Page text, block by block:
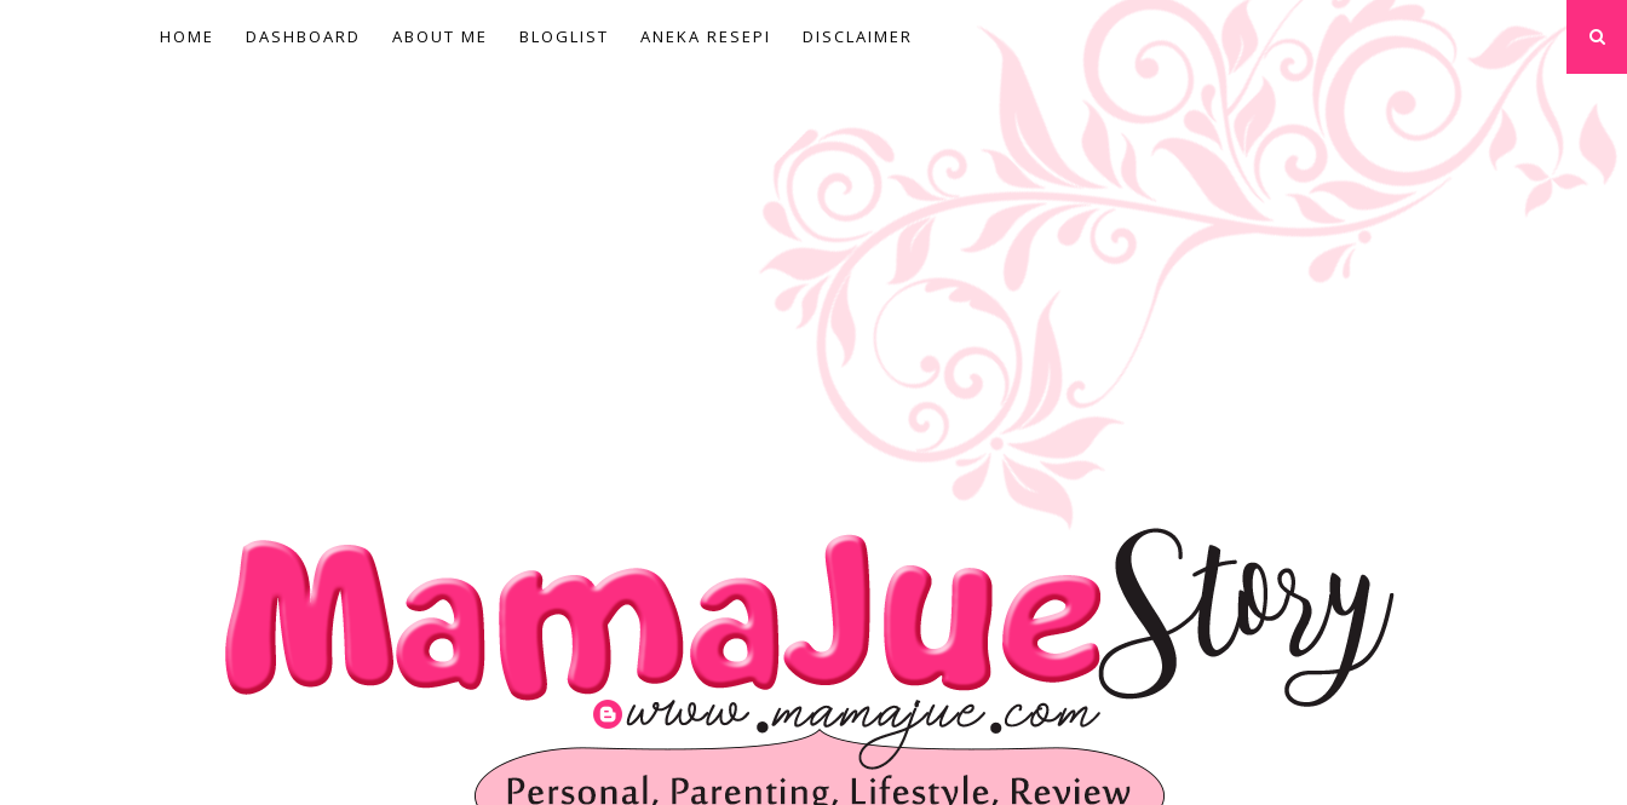
HOME DASHBOARD ABOUT ME BLOGLIST ANEKA RESEPI DISCLAIMER